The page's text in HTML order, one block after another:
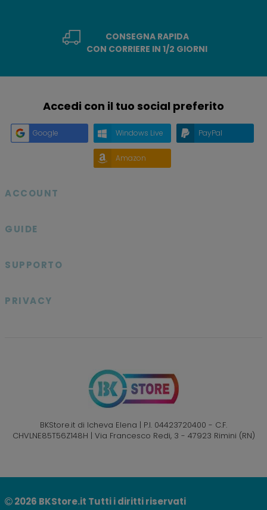
CONSEGNA RAPIDA
CON CORRIERE IN 1/2 GIORNI
Accedi con il tuo social preferito
Google Windows Live PayPal
Amazon
ACCOUNT
GUIDE
SUPPORTO
PRIVACY
BKStore.it di Icheva Elena | P.I. 04423720400 - C.F.
CHVLNE85T56Z148H | Via Francesco Redi, 3 - 47923 Rimini (RN)
2026 BKStore.it Tutti i diritti riservati